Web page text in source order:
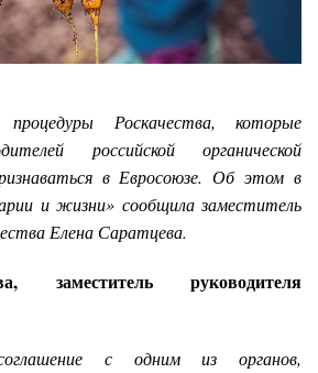
процедуры Роскачества, которые
российской органической
в Евросоюзе. Об этом в
и жизни» сообщила заместитель
Елена Саратцева.
заместитель руководителя
с одним из органов,